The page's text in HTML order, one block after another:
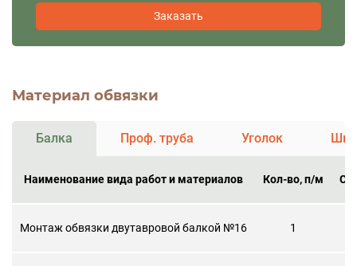
Заказать
Материал обвязки
Балка Проф. труба Уголок
Наименование вида работ и материалов Кол-во, п/м
Монтаж обвязки двутавровой балкой №16 1